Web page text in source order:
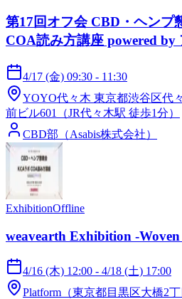
第17回オフ会 CBD・ヘンプ
COA読み方講座 powered by
4/17 (金) 09:30 - 11:30
YOYO代々木 東京都渋谷区代
前ビル601（JR代々木駅 徒歩1分）
CBD部（Asabis株式会社）
ExhibitionOffline
weavearth Exhibition -
4/16 (木) 12:00 - 4/18 (土) 17:00
Platform（東京都目黒区大橋2